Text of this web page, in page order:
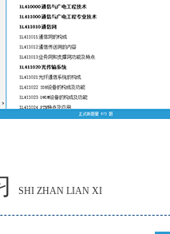
SHI ZHAN LIAN XI